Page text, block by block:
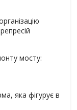
мосту:
яка фігурує в